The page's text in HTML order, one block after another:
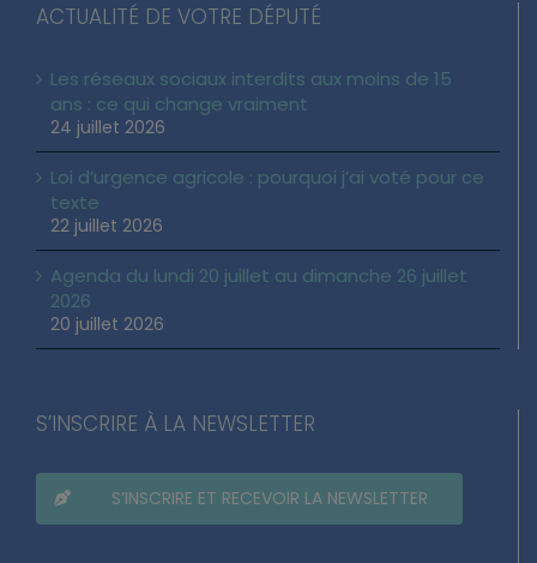
ACTUALITÉ DE VOTRE DÉPUTÉ
Les réseaux sociaux interdits aux moins de 15
ans : ce qui change vraiment
24 juillet 2026
Loi d’urgence agricole : pourquoi j’ai voté pour ce
texte
22 juillet 2026
Agenda du lundi 20 juillet au dimanche 26 juillet
2026
20 juillet 2026
S’INSCRIRE À LA NEWSLETTER
S’INSCRIRE ET RECEVOIR LA NEWSLETTER